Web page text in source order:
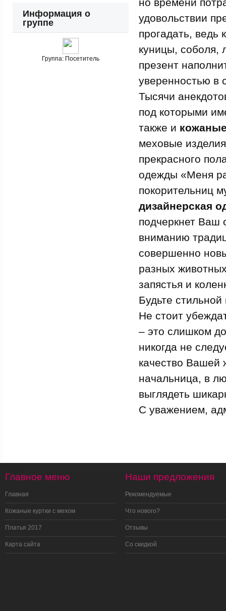
удовольствии
прогадать,
куницы, соболя,
презент
уверенностью в
Тысячи
под которыми
также и
меховые
прекрасного
одежды «Меня
покорительниц
дизайнерская
подчеркнет Ваш
вниманию
совершенно
разных
запястья и
Будьте
Не стоит
– это слишком
никогда не
качество Вашей
начальница, в
выглядеть
С уважением,
Информация о
группе
Группа: Посетитель
Главное меню
Главная
Кожаные куртки с мехом
Платья 2017
Карта сайта
Наши предложения
Рекомендуемые
Что нового?
Отзывы
Со скидкой